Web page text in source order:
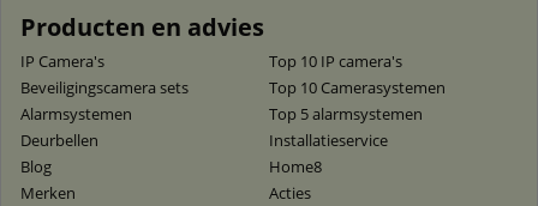
Producten en advies
IP Camera's
Top 10 IP camera's
Beveiligingscamera sets
Top 10 Camerasystemen
Alarmsystemen
Top 5 alarmsystemen
Deurbellen
Installatieservice
Blog
Home8
Merken
Acties